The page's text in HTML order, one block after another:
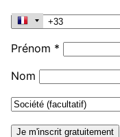
Prénom *
Nom